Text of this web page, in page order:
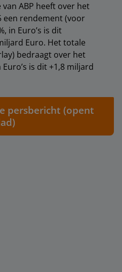
ABP heeft over het
een rendement (voor
in Euro’s is dit
Euro. Het totale
bedraagt over het
is dit +1,8 miljard
persbericht (opent